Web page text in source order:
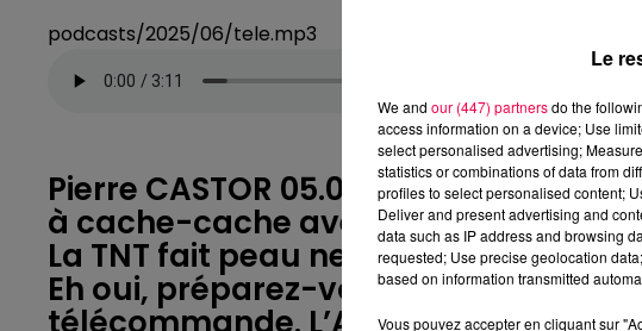
podcasts/2025/06/tele.mp3
Pierre CASTOR 05.06.2025 : TNT :
à cache-cache avec vos chaînes
La TNT fait peau neuve à partir de ce
Eh oui, préparez-vous à une valse
Le
We and our (447) partnersdo the
access information on a device; Use
select personalised advertising;
statistics or combinations of data from
profiles to select personalised content;
Deliver and present advertising and
data such as IP address and browsing
requested; Use precise geolocation
based on information transmitted
Vous pouvez accepter en cliquant sur